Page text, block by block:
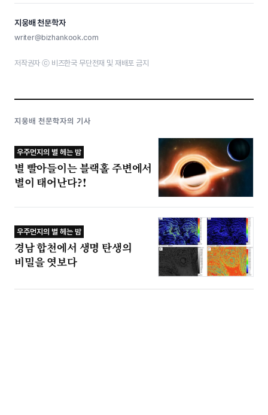
지웅배 천문학자
writer@bizhankook.com
저작권자 ⓒ 비즈한국 무단전재 및 재배포 금지
지웅배 천문학자의 기사
우주먼지의 별 헤는 밤
별 빨아들이는 블랙홀 주변에서
별이 태어난다?!
우주먼지의 별 헤는 밤
경남 합천에서 생명 탄생의
비밀을 엿보다